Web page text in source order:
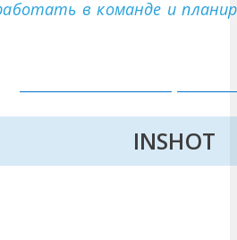
в команде и
INSHOT